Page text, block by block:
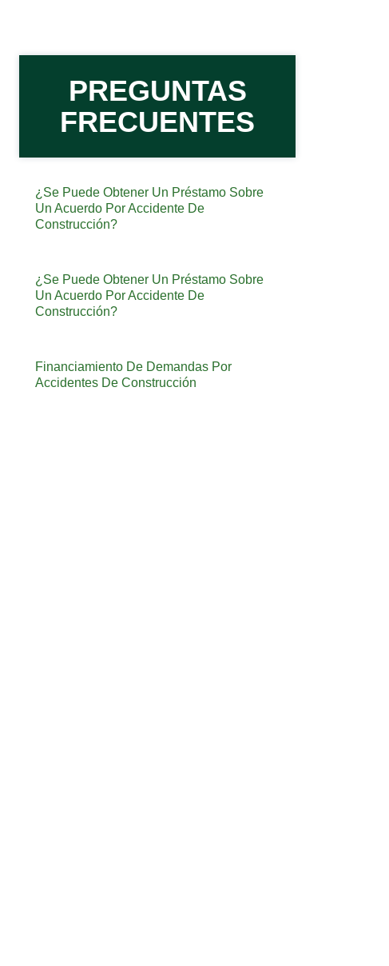
PREGUNTAS
FRECUENTES
¿Se Puede Obtener Un Préstamo Sobre
Un Acuerdo Por Accidente De
Construcción?
¿Se Puede Obtener Un Préstamo Sobre
Un Acuerdo Por Accidente De
Construcción?
Financiamiento De Demandas Por
Accidentes De Construcción